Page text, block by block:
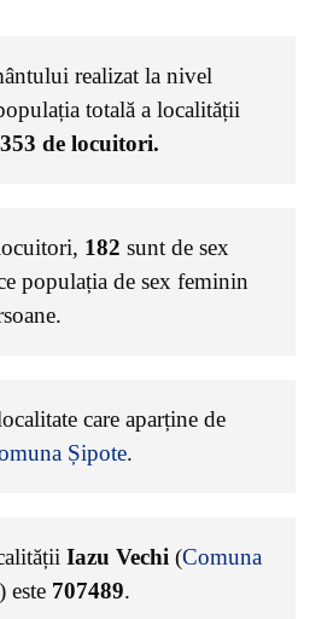
realizat la nivel
totală a localității
353 de locuitori.
182 sunt de sex
populația de sex feminin
care aparține de
Șipote.
Iazu Vechi (Comuna
) este 707489.